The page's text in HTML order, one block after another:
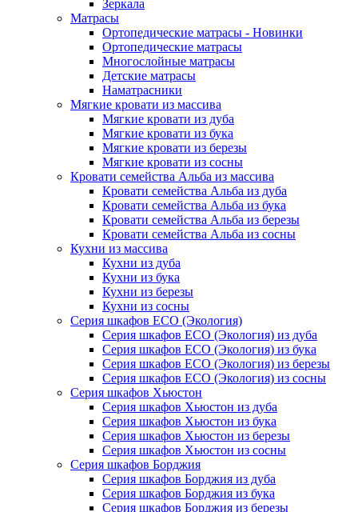
Зеркала
Матрасы
Ортопедические матрасы - Новинки
Ортопедические матрасы
Многослойные матрасы
Детские матрасы
Наматрасники
Мягкие кровати из массива
Мягкие кровати из дуба
Мягкие кровати из бука
Мягкие кровати из березы
Мягкие кровати из сосны
Кровати семейства Альба из массива
Кровати семейства Альба из дуба
Кровати семейства Альба из бука
Кровати семейства Альба из березы
Кровати семейства Альба из сосны
Кухни из массива
Кухни из дуба
Кухни из бука
Кухни из березы
Кухни из сосны
Серия шкафов ECO (Экология)
Серия шкафов ECO (Экология) из дуба
Серия шкафов ECO (Экология) из бука
Серия шкафов ECO (Экология) из березы
Серия шкафов ECO (Экология) из сосны
Серия шкафов Хьюстон
Серия шкафов Хьюстон из дуба
Серия шкафов Хьюстон из бука
Серия шкафов Хьюстон из березы
Серия шкафов Хьюстон из сосны
Серия шкафов Борджия
Серия шкафов Борджия из дуба
Серия шкафов Борджия из бука
Серия шкафов Борджия из березы